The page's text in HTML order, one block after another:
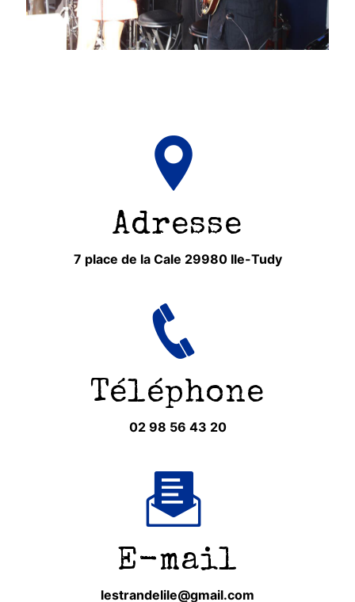
Adresse
7 place de la Cale 29980 Ile-Tudy
Téléphone
02 98 56 43 20
E-mail
lestrandelile@gmail.com